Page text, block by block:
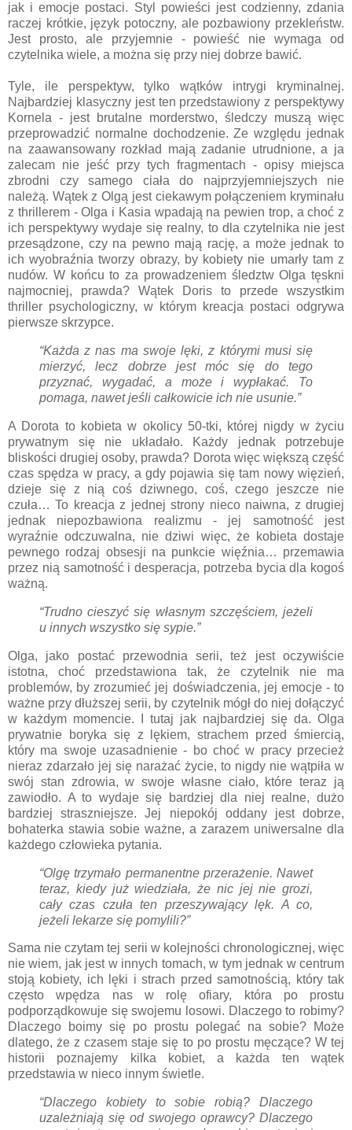
jak i emocje postaci. Styl powieści jest codzienny, zdania
raczej krótkie, język potoczny, ale pozbawiony przekleństw.
Jest prosto, ale przyjemnie - powieść nie wymaga od
czytelnika wiele, a można się przy niej dobrze bawić.
Tyle, ile perspektyw, tylko wątków intrygi kryminalnej.
Najbardziej klasyczny jest ten przedstawiony z perspektywy
Kornela - jest brutalne morderstwo, śledczy muszą więc
przeprowadzić normalne dochodzenie. Ze względu jednak
na zaawansowany rozkład mają zadanie utrudnione, a ja
zalecam nie jeść przy tych fragmentach - opisy miejsca
zbrodni czy samego ciała do najprzyjemniejszych nie
należą. Wątek z Olgą jest ciekawym połączeniem kryminału
z thrillerem - Olga i Kasia wpadają na pewien trop, a choć z
ich perspektywy wydaje się realny, to dla czytelnika nie jest
przesądzone, czy na pewno mają rację, a może jednak to
ich wyobraźnia tworzy obrazy, by kobiety nie umarły tam z
nudów. W końcu to za prowadzeniem śledztw Olga tęskni
najmocniej, prawda? Wątek Doris to przede wszystkim
thriller psychologiczny, w którym kreacja postaci odgrywa
pierwsze skrzypce.
“Każda z nas ma swoje lęki, z którymi musi się
mierzyć, lecz dobrze jest móc się do tego
przyznać, wygadać, a może i wypłakać. To
pomaga, nawet jeśli całkowicie ich nie usunie.”
A Dorota to kobieta w okolicy 50-tki, której nigdy w życiu
prywatnym się nie układało. Każdy jednak potrzebuje
bliskości drugiej osoby, prawda? Dorota więc większą część
czas spędza w pracy, a gdy pojawia się tam nowy więzień,
dzieje się z nią coś dziwnego, coś, czego jeszcze nie
czuła… To kreacja z jednej strony nieco naiwna, z drugiej
jednak niepozbawiona realizmu - jej samotność jest
wyraźnie odczuwalna, nie dziwi więc, że kobieta dostaje
pewnego rodzaj obsesji na punkcie więźnia… przemawia
przez nią samotność i desperacja, potrzeba bycia dla kogoś
ważną.
“Trudno cieszyć się własnym szczęściem, jeżeli
u innych wszystko się sypie.”
Olga, jako postać przewodnia serii, też jest oczywiście
istotna, choć przedstawiona tak, że czytelnik nie ma
problemów, by zrozumieć jej doświadczenia, jej emocje - to
ważne przy dłuższej serii, by czytelnik mógł do niej dołączyć
w każdym momencie. I tutaj jak najbardziej się da. Olga
prywatnie boryka się z lękiem, strachem przed śmiercią,
który ma swoje uzasadnienie - bo choć w pracy przecież
nieraz zdarzało jej się narażać życie, to nigdy nie wątpiła w
swój stan zdrowia, w swoje własne ciało, które teraz ją
zawiodło. A to wydaje się bardziej dla niej realne, dużo
bardziej straszniejsze. Jej niepokój oddany jest dobrze,
bohaterka stawia sobie ważne, a zarazem uniwersalne dla
każdego człowieka pytania.
“Olgę trzymało permanentne przerażenie. Nawet
teraz, kiedy już wiedziała, że nic jej nie grozi,
cały czas czuła ten przeszywający lęk. A co,
jeżeli lekarze się pomylili?”
Sama nie czytam tej serii w kolejności chronologicznej, więc
nie wiem, jak jest w innych tomach, w tym jednak w centrum
stoją kobiety, ich lęki i strach przed samotnością, który tak
często wpędza nas w rolę ofiary, która po prostu
podporządkowuje się swojemu losowi. Dlaczego to robimy?
Dlaczego boimy się po prostu polegać na sobie? Może
dlatego, że z czasem staje się to po prostu męczące? W tej
historii poznajemy kilka kobiet, a każda ten wątek
przedstawia w nieco innym świetle.
“Dlaczego kobiety to sobie robią? Dlaczego
uzależniają się od swojego oprawcy? Dlaczego